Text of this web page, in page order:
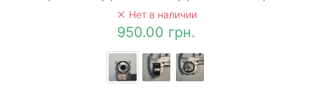
Нет в наличии
950.00 грн.